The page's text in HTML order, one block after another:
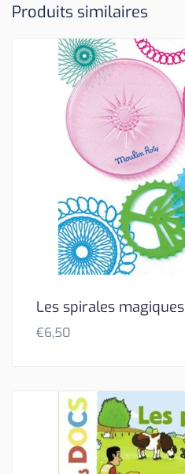
Produits similaires
Les spirales magiques
€6,50